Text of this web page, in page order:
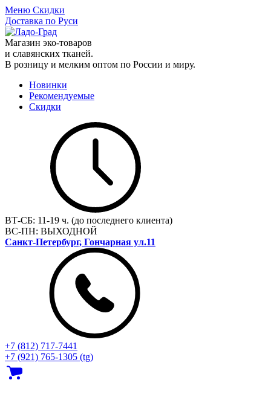
Меню Скидки
Доставка по Руси
Магазин эко-товаров
и славянских тканей.
В розницу и мелким оптом по России и миру.
Новинки
Рекомендуемые
Скидки
ВТ-СБ: 11-19 ч. (до последнего клиента)
ВС-ПН: ВЫХОДНОЙ
Санкт-Петербург, Гончарная ул.11
+7 (812) 717‑7441
+7 (921) 765-1305 (tg)